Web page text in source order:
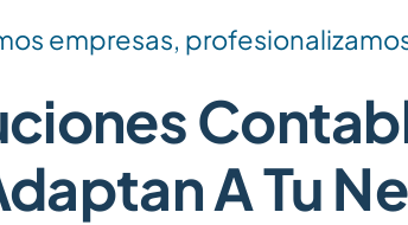
empresas,
A Tu